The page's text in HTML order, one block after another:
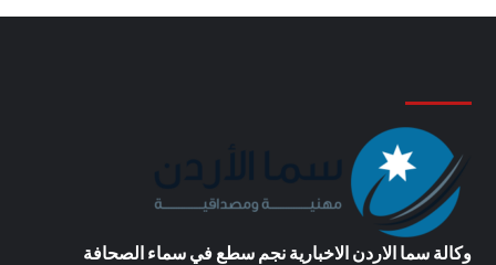
وكالة سما الاردن الاخباريةنجم سطع في سماء الصحافة